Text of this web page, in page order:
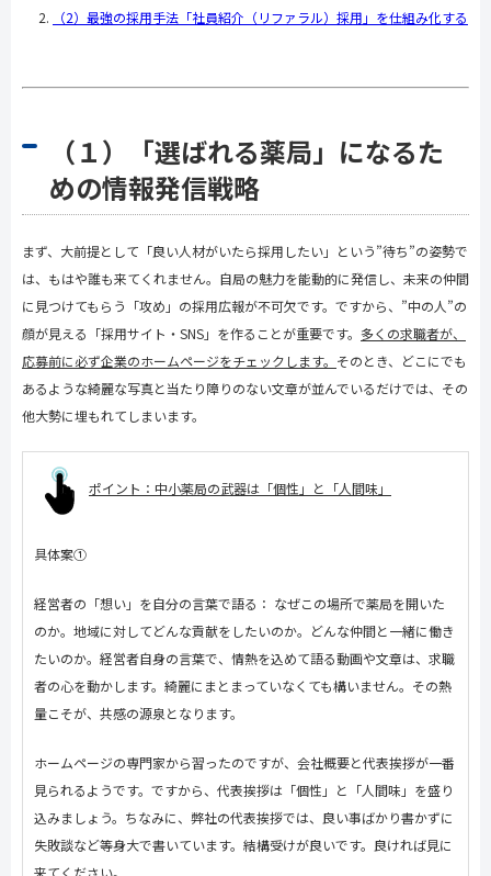
（2）最強の採用手法「社員紹介（リファラル）採用」を仕組み化する
（１）「選ばれる薬局」になるた
めの情報発信戦略
まず、大前提として「良い人材がいたら採用したい」という”待ち”の姿勢で
は、もはや誰も来てくれません。自局の魅力を能動的に発信し、未来の仲間
に見つけてもらう「攻め」の採用広報が不可欠です。ですから、 ”中の人”の
顔が見える「採用サイト・ SNS」を作ることが重要です。 多くの求職者が、
応募前に必ず企業のホームページをチェックします。 そのとき、どこにでも
あるような綺麗な写真と当たり障りのない文章が並んでいるだけでは、その
他大勢に埋もれてしまいます。
ポイント：中小薬局の武器は「個性」と「人間味」
具体案①
経営者の「想い」を自分の言葉で語る： なぜこの場所で薬局を開いた
のか。地域に対してどんな貢献をしたいのか。どんな仲間と一緒に働き
たいのか。経営者自身の言葉で、情熱を込めて語る動画や文章は、求職
者の心を動かします。綺麗にまとまっていなくても構いません。その熱
量こそが、共感の源泉となります。
ホームページの専門家から習ったのですが、会社概要と代表挨拶が一番
見られるようです。ですから、代表挨拶は「個性」と「人間味」を盛り
込みましょう。ちなみに、弊社の代表挨拶では、良い事ばかり書かずに
失敗談など等身大で書いています。結構受けが良いです。良ければ見に
来てください。